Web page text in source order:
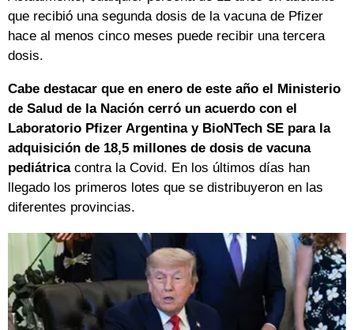
que recibió una segunda dosis de la vacuna de Pfizer
hace al menos cinco meses puede recibir una tercera
dosis.
Cabe destacar que en enero de este año el Ministerio
de Salud de la Nación cerró un acuerdo con el
Laboratorio Pfizer Argentina y BioNTech SE para la
adquisición de 18,5 millones de dosis de vacuna
pediátricacontra la Covid. En los últimos días han
llegado los primeros lotes que se distribuyeron en las
diferentes provincias.